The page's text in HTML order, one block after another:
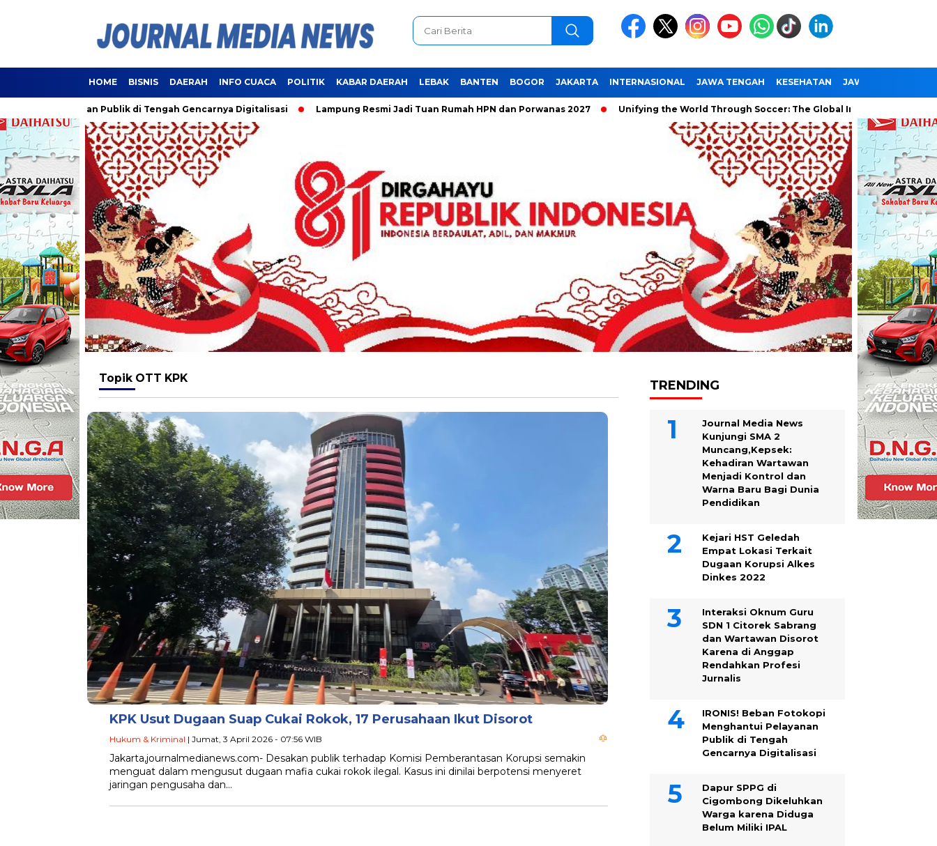
HOME BISNIS DAERAH INFO CUACA POLITIK KABAR DAERAH LEBAK BANTEN BOGOR JAKARTA INTERNASIONAL JAWA TENGAH KESEHATAN JAWA TIMUR
Pelayanan Publik di Tengah Gencarnya Digitalisasi Lampung Resmi Jadi Tuan Rumah HPN dan Porwanas 2027 Unifying the World Through Soccer: The Global Impact of the World Cup
Topik OTT KPK
KPK Usut Dugaan Suap Cukai Rokok, 17 Perusahaan Ikut Disorot
Hukum & Kriminal | Jumat, 3 April 2026 - 07:56 WIB
Jakarta,journalmedianews.com- Desakan publik terhadap Komisi Pemberantasan Korupsi semakin
menguat dalam mengusut dugaan mafia cukai rokok ilegal. Kasus ini dinilai berpotensi menyeret
jaringan pengusaha dan…
TRENDING
Journal Media News
Kunjungi SMA 2
Muncang,Kepsek:
Kehadiran Wartawan
Menjadi Kontrol dan
Warna Baru Bagi Dunia
Pendidikan
Kejari HST Geledah
Empat Lokasi Terkait
Dugaan Korupsi Alkes
Dinkes 2022
Interaksi Oknum Guru
SDN 1 Citorek Sabrang
dan Wartawan Disorot
Karena di Anggap
Rendahkan Profesi
Jurnalis
IRONIS! Beban Fotokopi
Menghantui Pelayanan
Publik di Tengah
Gencarnya Digitalisasi
Dapur SPPG di
Cigombong Dikeluhkan
Warga karena Diduga
Belum Miliki IPAL